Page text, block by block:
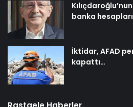
banka
İktidar, AFAD
kapattı…